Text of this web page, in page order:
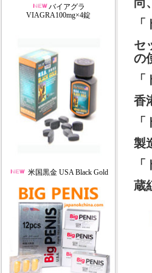
バイアグラ
VIAGRA100mg×4錠
米国黒金 USA Black Gold
セ
の
香
製
蔵